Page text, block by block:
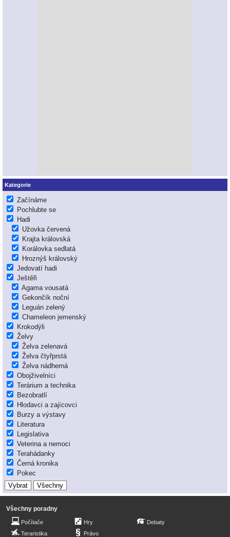
Kategorie
Začínáme
Pochlubte se
Hadi
Užovka červená
Krajta královská
Korálovka sedlatá
Hroznýš královský
Jedovatí hadi
Ještěři
Agama vousatá
Gekončík noční
Leguán zelený
Chameleon jemenský
Krokodýli
Želvy
Želva zelenavá
Želva čtyřprstá
Želva nádherná
Obojživelníci
Terárium a technika
Bezobratlí
Hlodavci a zajícovci
Burzy a výstavy
Literatura
Legislativa
Veterina a nemoci
Terahádanky
Černá kronika
Pokec
Všechny poradny
Počítače
Teraristika
Hry
Právo
Debaty